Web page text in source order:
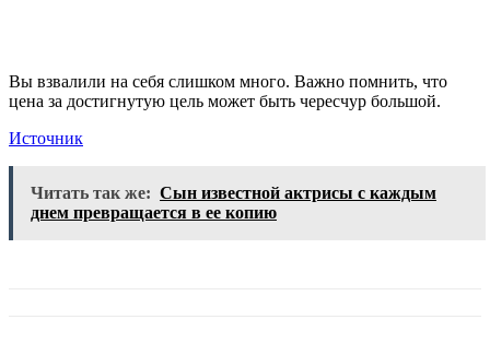
Вы взвалили на себя слишком много. Важно помнить, что
цена за достигнутую цель может быть чересчур большой.
Источник
Читать так же: Сын известной актрисы с каждым
днем превращается в ее копию